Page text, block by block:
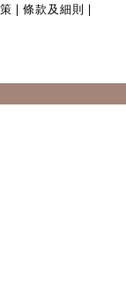
| 條款及細則 |